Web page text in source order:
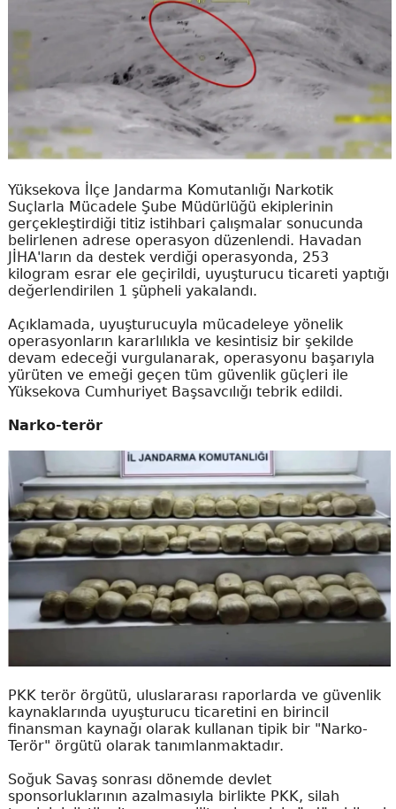
Yüksekova İlçe Jandarma Komutanlığı Narkotik
Suçlarla Mücadele Şube Müdürlüğü ekiplerinin
gerçekleştirdiği titiz istihbari çalışmalar sonucunda
belirlenen adrese operasyon düzenlendi. Havadan
JİHA'ların da destek verdiği operasyonda, 253
kilogram esrar ele geçirildi, uyuşturucu ticareti yaptığı
değerlendirilen 1 şüpheli yakalandı.
Açıklamada, uyuşturucuyla mücadeleye yönelik
operasyonların kararlılıkla ve kesintisiz bir şekilde
devam edeceği vurgulanarak, operasyonu başarıyla
yürüten ve emeği geçen tüm güvenlik güçleri ile
Yüksekova Cumhuriyet Başsavcılığı tebrik edildi.
Narko-terör
PKK terör örgütü, uluslararası raporlarda ve güvenlik
kaynaklarında uyuşturucu ticaretini en birincil
finansman kaynağı olarak kullanan tipik bir "Narko-
Terör" örgütü olarak tanımlanmaktadır.
Soğuk Savaş sonrası dönemde devlet
sponsorluklarının azalmasıyla birlikte PKK, silah